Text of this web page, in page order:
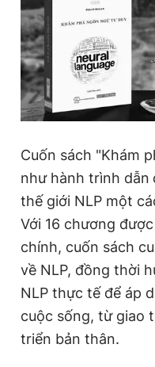
Cuốn sách "Khám
như hành trình dẫn
thế giới NLP một
Với 16 chương
chính, cuốn sách
về NLP, đồng thời
NLP thực tế để áp
cuộc sống, từ giao
triển bản thân.